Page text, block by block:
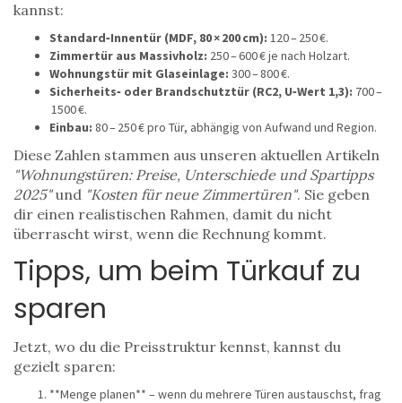
kannst:
Standard‑Innentür (MDF, 80 × 200 cm): 120 – 250 €.
Zimmertür aus Massivholz: 250 – 600 € je nach Holzart.
Wohnungstür mit Glaseinlage: 300 – 800 €.
Sicherheits‑ oder Brandschutztür (RC2, U‑Wert 1,3): 700 –
1500 €.
Einbau: 80 – 250 € pro Tür, abhängig von Aufwand und Region.
Diese Zahlen stammen aus unseren aktuellen Artikeln
"Wohnungstüren: Preise, Unterschiede und Spartipps
2025"und "Kosten für neue Zimmertüren". Sie geben
dir einen realistischen Rahmen, damit du nicht
überrascht wirst, wenn die Rechnung kommt.
Tipps, um beim Türkauf zu
sparen
Jetzt, wo du die Preis­struktur kennst, kannst du
gezielt sparen:
**Menge planen** – wenn du mehrere Türen austauschst, frag